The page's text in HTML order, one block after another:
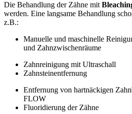
Die Behandlung der Zähne mit
werden. Eine langsame Behandlung
z.B.:
Manuelle und maschinelle
und Zahnzwischenräume
Zahnreinigung mit Ultraschall
Zahnsteinentfernung
Entfernung von hartnäckigen
FLOW
Fluoridierung der Zähne